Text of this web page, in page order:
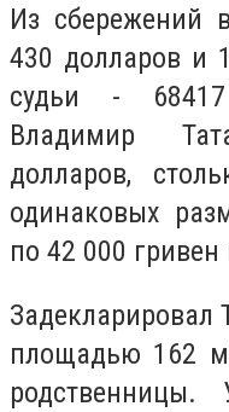
Из сбережений
430 долларов и
судьи -
Владимир
долларов,
одинаковых
по 42 000
Задекларировал
площадью 162